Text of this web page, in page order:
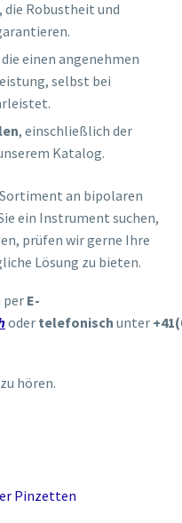
, die Robustheit und
die einen angenehmen
selbst bei
, einschließlich der
Katalog.
an bipolaren
ein Instrument suchen,
prüfen wir gerne Ihre
Lösung zu bieten.
per E-
oder telefonisch unter
hören.
Pinzetten